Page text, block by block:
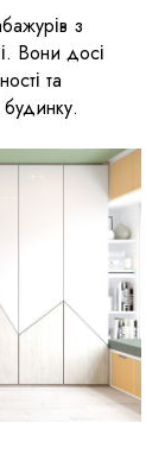
з
Вони досі
та
будинку.